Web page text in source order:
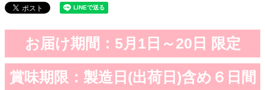
お届け期間：5月1日～20日 限定
賞味期限：製造日(出荷日)含め６日間